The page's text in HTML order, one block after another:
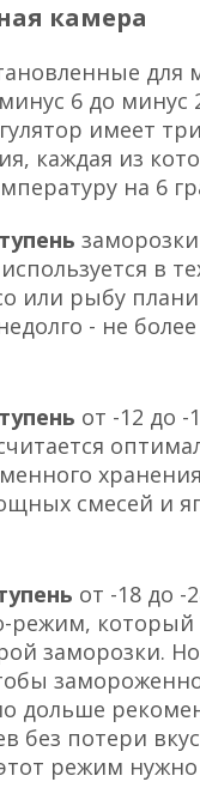
камера
для
6 до минус
имеет
каждая из
на 6
в
или рыбу
- не
от -12 до -
смесей и
от -18 до -
режим, который
заморозки.
дольше
без потери
режим